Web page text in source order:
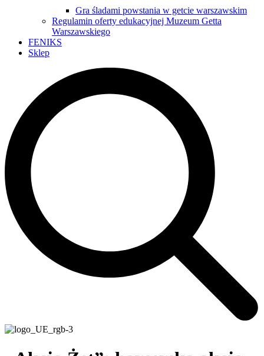
Gra śladami powstania w getcie warszawskim
Regulamin oferty edukacyjnej Muzeum Getta
Warszawskiego
FENIKS
Sklep